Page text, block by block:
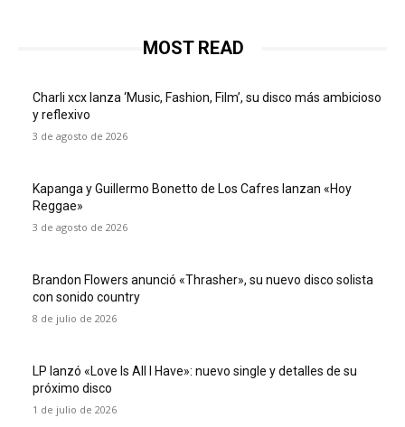
MOST READ
Charli xcx lanza ‘Music, Fashion, Film’, su disco más ambicioso
y reflexivo
3 de agosto de 2026
Kapanga y Guillermo Bonetto de Los Cafres lanzan «Hoy
Reggae»
3 de agosto de 2026
Brandon Flowers anunció «Thrasher», su nuevo disco solista
con sonido country
8 de julio de 2026
LP lanzó «Love Is All I Have»: nuevo single y detalles de su
próximo disco
1 de julio de 2026